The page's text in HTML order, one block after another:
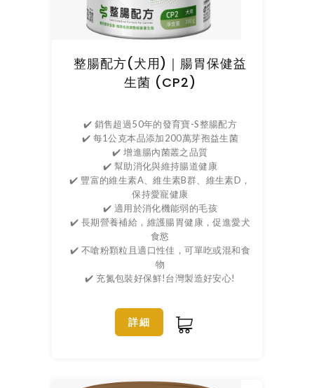
整腸配方(犬用)｜腸胃保健益
生菌 (CP2)
✔️ 銷售超過50年的發育寶-S整腸配方
✔️ 每1公克本品添加200萬芽孢益生菌
✔️ 增進腸內菌叢之品質
✔️ 幫助消化與維持腸道健康
✔️ 豐富的維生素A、維生素B群、維生素D，
保持愛寵健康
✔️ 適用於消化機能弱的毛孩
✔️ 長期營養補給，維護腸胃健康，促進愛犬
食慾
✔️ 不嗆粉顆粒且適口性佳，可單吃或混和食
物
✔️ 充氮包裝好保鮮!台灣製造好安心!
詳細